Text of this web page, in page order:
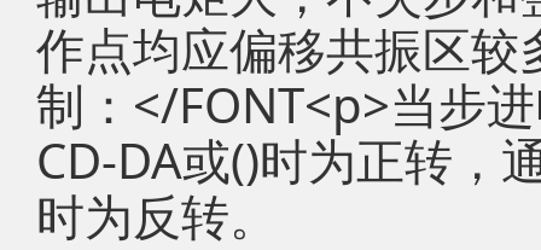
作点均应偏移共振区
制：</FONT<p>当步
CD-DA或()时为正转，
时为反转。